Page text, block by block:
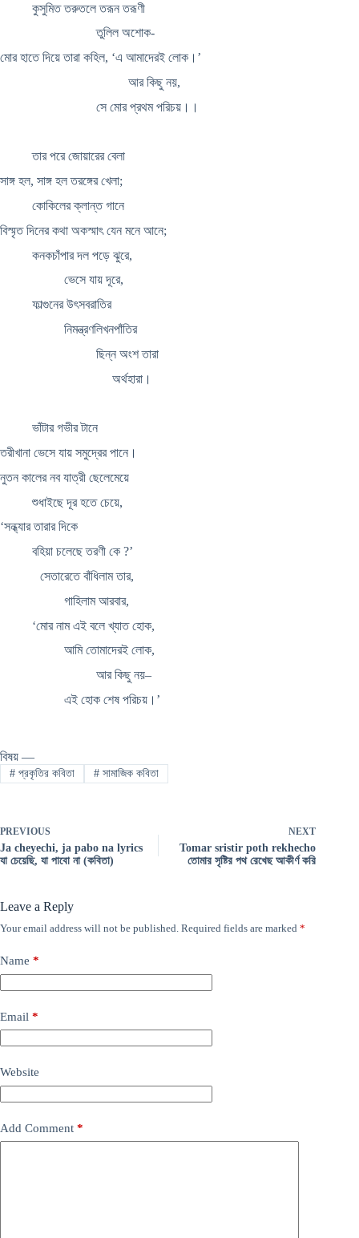
কুসুমিত তরুতলে তরূন তরূণী
তুলিল অশোক-
মোর হাতে দিয়ে তারা কহিল, ‘এ আমাদেরই লোক।’
আর কিছু নয়,
সে মোর প্রথম পরিচয়।।
তার পরে জোয়ারের বেলা
সাঙ্গ হল, সাঙ্গ হল তরঙ্গের খেলা;
কোকিলের ক্লান্ত গানে
বিস্মৃত দিনের কথা অকস্মাৎ যেন মনে আনে;
কনকচাঁপার দল পড়ে ঝুরে,
ভেসে যায় দূরে,
ফাল্গুনের উৎসবরাতির
নিমন্ত্রণলিখনপাঁতির
ছিন্ন অংশ তারা
অর্থহারা।
ভাঁটার গভীর টানে
তরীখানা ভেসে যায় সমুদ্রের পানে।
নুতন কালের নব যাত্রী ছেলেমেয়ে
শুধাইছে দূর হতে চেয়ে,
‘সন্ধ্যার তারার দিকে
বহিয়া চলেছে তরণী কে ?’
সেতারেতে বাঁধিলাম তার,
গাহিলাম আরবার,
‘মোর নাম এই বলে খ্যাত হোক,
আমি তোমাদেরই লোক,
আর কিছু নয়–
এই হোক শেষ পরিচয়।’
বিষয় —
#প্রকৃতির কবিতা #সামাজিক কবিতা
PREVIOUS
Ja cheyechi, ja pabo na lyrics
যা চেয়েছি, যা পাবো না (কবিতা)
NEXT
Tomar sristir poth rekhecho
তোমার সৃষ্টির পথ রেখেছ আকীর্ণ করি
Leave a Reply
Your email address will not be published. Required fields are marked *
Name *
Email *
Website
Add Comment *